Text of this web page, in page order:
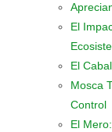
El
El
Mosca
Control
El